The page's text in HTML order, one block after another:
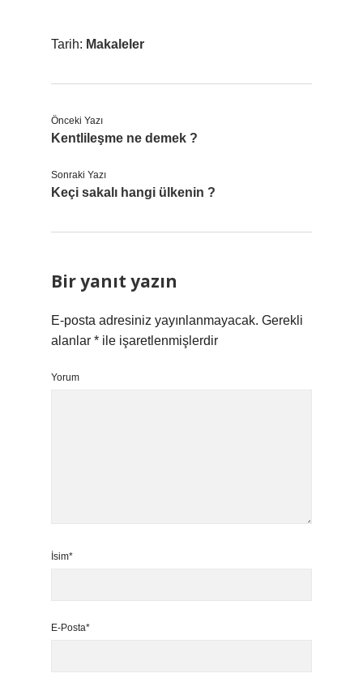
Tarih: Makaleler
Önceki Yazı
Kentlileşme ne demek ?
Sonraki Yazı
Keçi sakalı hangi ülkenin ?
Bir yanıt yazın
E-posta adresiniz yayınlanmayacak. Gerekli
alanlar * ile işaretlenmişlerdir
Yorum
İsim*
E-Posta*